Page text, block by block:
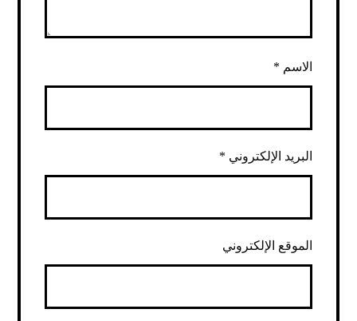
الاسم *
البريد الإلكتروني *
الموقع الإلكتروني